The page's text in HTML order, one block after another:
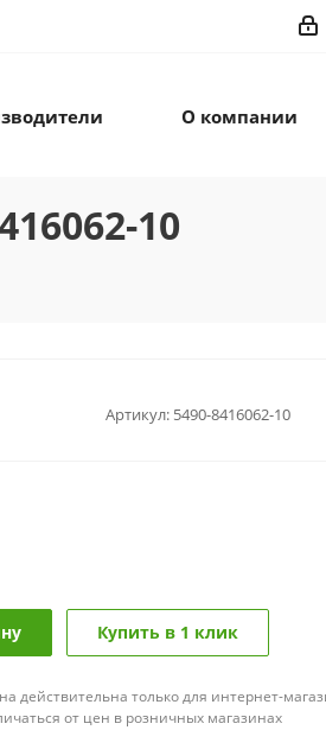
О компании
10
Артикул: 5490-8416062-10
Купить в 1 клик
действительна только для интернет-
от цен в розничных магазинах